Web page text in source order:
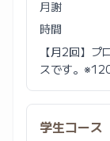
月謝
時間
【月2回】プ
スです。
学生コース